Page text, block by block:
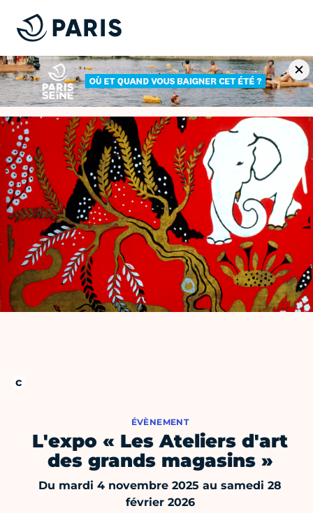
ÉVÈNEMENT
L'expo « Les Ateliers d'art
des grands magasins »
Du mardi 4 novembre 2025 au samedi 28
février 2026